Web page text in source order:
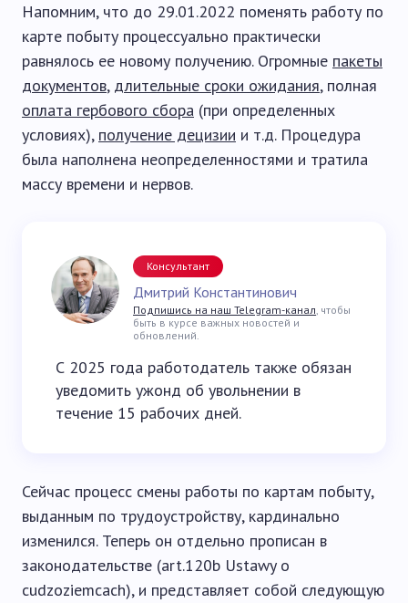
Напомним, что до 29.01.2022 поменять работу по
карте побыту процессуально практически
равнялось ее новому получению. Огромные пакеты
документов, длительные сроки ожидания, полная
оплата гербового сбора (при определенных
условиях), получение децизии и т.д. Процедура
была наполнена неопределенностями и тратила
массу времени и нервов.
Консультант
Дмитрий Константинович
Подпишись на наш Telegram-канал, чтобы
быть в курсе важных новостей и
обновлений.
С 2025 года работодатель также обязан
уведомить ужонд об увольнении в
течение 15 рабочих дней.
Сейчас процесс смены работы по картам побыту,
выданным по трудоустройству, кардинально
изменился. Теперь он отдельно прописан в
законодательстве (art.120b Ustawy o
cudzoziemcach), и представляет собой следующую